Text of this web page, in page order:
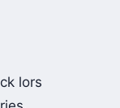
lors